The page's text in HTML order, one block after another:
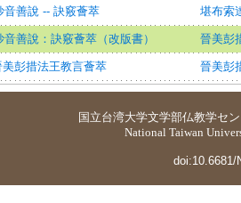
音善說 -- 訣竅薈萃 堪布索
善說：訣竅薈萃（改版書） 晉美彭
彭措法王教言薈萃 晉美彭
国立台湾大学文学部仏教学セ
National Taiwan
doi:10.6681/